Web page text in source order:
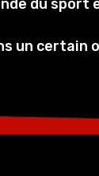
du
un certain